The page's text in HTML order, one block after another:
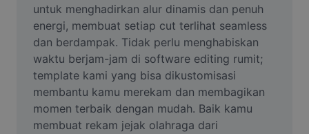
AI People Remover
AI Inpainting
Face Cutout
Video
untuk menghadirkan alur dinamis dan penuh
energi, membuat setiap cut terlihat seamless
dan berdampak. Tidak perlu menghabiskan
waktu berjam-jam di software editing rumit;
template kami yang bisa dikustomisasi
membantu kamu merekam dan membagikan
momen terbaik dengan mudah. Baik kamu
membuat rekam jejak olahraga dari